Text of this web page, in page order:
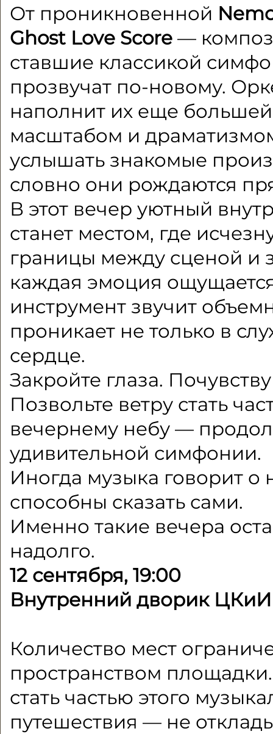
От проникновенной
Ghost Love Score —
ставшие классикой
прозвучат по-новому.
наполнит их еще
масштабом и
услышать знакомые
словно они рождаются
В этот вечер уютный
станет местом, где
границы между сценой и
каждая эмоция
инструмент звучит
проникает не только в
сердце.
Закройте глаза.
Позвольте ветру стать
вечернему небу —
удивительной симфонии.
Иногда музыка говорит
способны сказать сами.
Именно такие вечера
надолго.
12 сентября, 19:00
Внутренний дворик ЦКиИ
Количество мест
пространством
стать частью этого
путешествия — не